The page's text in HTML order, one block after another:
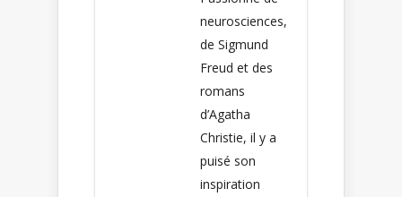
neurosciences,
de Sigmund
Freud et des
romans
d’Agatha
Christie, il y a
puisé son
inspiration